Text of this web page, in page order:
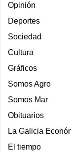
Opinión
Deportes
Sociedad
Cultura
Gráficos
Somos Agro
Somos Mar
Obituarios
La Galicia
El tiempo